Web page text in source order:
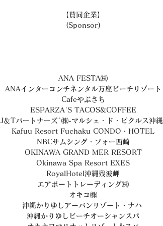
【賛同企業】
(Sponsor)
ANA FESTA㈱
ANAインターコンチネンタル万座ビーチリゾート
Cafeやぶさち
ESPARZA'S TACOS&COFFEE
J＆Tパートナーズﾞ㈱-マルシェ・ド・ピクルス沖縄
Kafuu Resort Fuchaku CONDO・HOTEL
NBCサムシング・フォー西崎
OKINAWA GRAND MER RESORT
Okinawa Spa Resort EXES
RoyalHotel沖縄残波岬
エアポートトレーディング㈱
オキコ㈱
沖縄かりゆしアーバンリゾート・ナハ
沖縄かりゆしビーチオーシャンスパ